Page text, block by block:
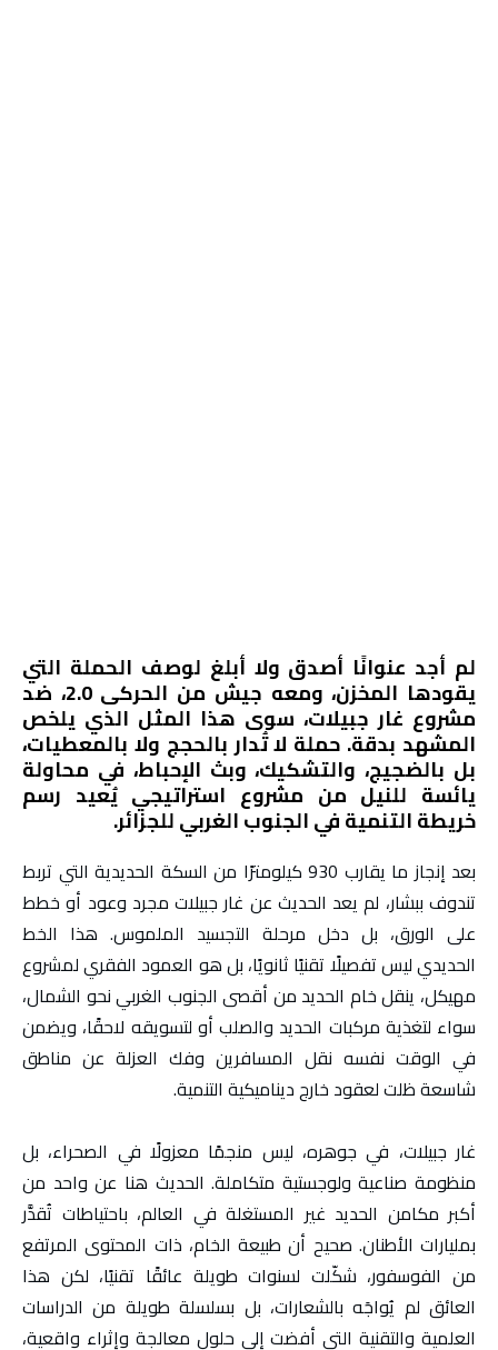
لم أجد عنوانًا أصدق ولا أبلغ لوصف الحملة التي
يقودها المخزن، ومعه جيش من الحركى 2.0، ضد
مشروع غار جبيلات، سوى هذا المثل الذي يلخص
المشهد بدقة. حملة لا تُدار بالحجج ولا بالمعطيات،
بل بالضجيج، والتشكيك، وبث الإحباط، في محاولة
يائسة للنيل من مشروع استراتيجي يُعيد رسم
خريطة التنمية في الجنوب الغربي للجزائر.
بعد إنجاز ما يقارب 930 كيلومترًا من السكة الحديدية التي تربط
تندوف ببشار، لم يعد الحديث عن غار جبيلات مجرد وعود أو خطط
على الورق، بل دخل مرحلة التجسيد الملموس. هذا الخط
الحديدي ليس تفصيلًا تقنيًا ثانويًا، بل هو العمود الفقري لمشروع
مهيكل، ينقل خام الحديد من أقصى الجنوب الغربي نحو الشمال،
سواء لتغذية مركبات الحديد والصلب أو لتسويقه لاحقًا، ويضمن
في الوقت نفسه نقل المسافرين وفك العزلة عن مناطق
شاسعة ظلت لعقود خارج ديناميكية التنمية.
غار جبيلات، في جوهره، ليس منجمًا معزولًا في الصحراء، بل
منظومة صناعية ولوجستية متكاملة. الحديث هنا عن واحد من
أكبر مكامن الحديد غير المستغلة في العالم، باحتياطات تُقدَّر
بمليارات الأطنان. صحيح أن طبيعة الخام، ذات المحتوى المرتفع
من الفوسفور، شكّلت لسنوات طويلة عائقًا تقنيًا، لكن هذا
العائق لم يُواجَه بالشعارات، بل بسلسلة طويلة من الدراسات
العلمية والتقنية التي أفضت إلى حلول معالجة وإثراء واقعية،